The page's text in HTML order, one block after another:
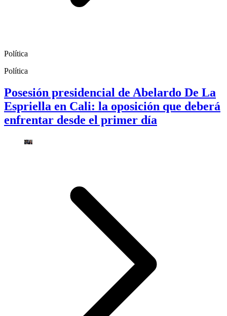
Política
Política
Posesión presidencial de Abelardo De La
Espriella en Cali: la oposición que deberá
enfrentar desde el primer día